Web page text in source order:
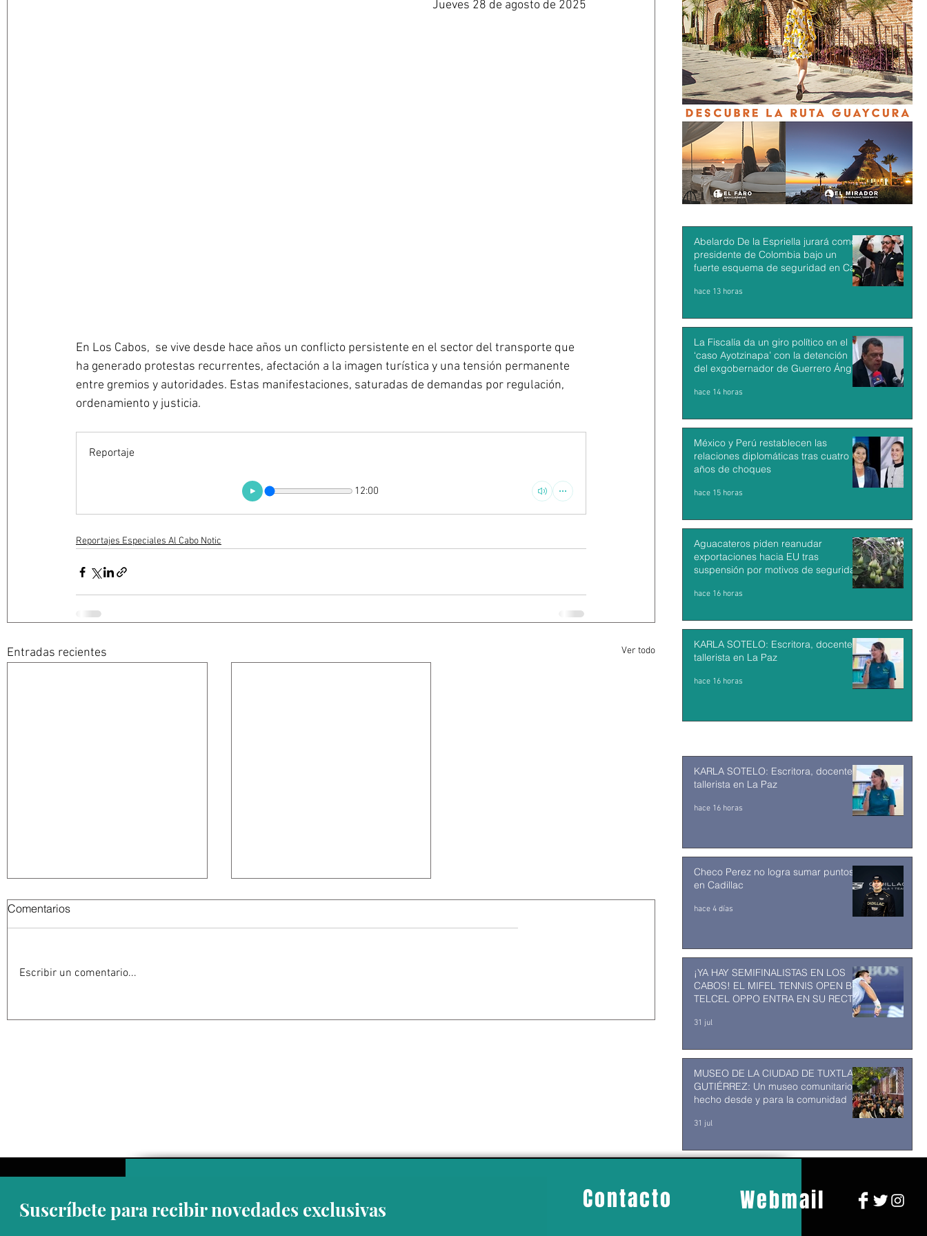
Jueves 28 de agosto de 2025
En Los Cabos,  se vive desde hace años un conflicto persistente en el sector del transporte que
ha generado protestas recurrentes, afectación a la imagen turística y una tensión permanente
entre gremios y autoridades. Estas manifestaciones, saturadas de demandas por regulación,
ordenamiento y justicia.
Reportaje
12:00
Reportajes Especiales Al Cabo Notic
Entradas recientes Ver todo
Comentarios
Escribir un comentario...
Abelardo De la Espriella jurará como
presidente de Colombia bajo un
fuerte esquema de seguridad en Cali
hace 13 horas
La Fiscalía da un giro político en el
‘caso Ayotzinapa’ con la detención
del exgobernador de Guerrero Ángel
hace 14 horas
México y Perú restablecen las
relaciones diplomáticas tras cuatro
años de choques
hace 15 horas
Aguacateros piden reanudar
exportaciones hacia EU tras
suspensión por motivos de seguridad
hace 16 horas
KARLA SOTELO: Escritora, docente y
tallerista en La Paz
hace 16 horas
KARLA SOTELO: Escritora, docente y
tallerista en La Paz
hace 16 horas
Checo Perez no logra sumar puntos
en Cadillac
hace 4 días
¡YA HAY SEMIFINALISTAS EN LOS
CABOS! EL MIFEL TENNIS OPEN BY
TELCEL OPPO ENTRA EN SU RECTA
31 jul
MUSEO DE LA CIUDAD DE TUXTLA
GUTIÉRREZ: Un museo comunitario
hecho desde y para la comunidad
31 jul
Suscríbete para recibir novedades exclusivas Contacto Webmail